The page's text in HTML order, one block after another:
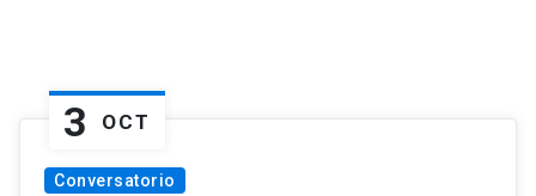
3 OCT
Conversatorio